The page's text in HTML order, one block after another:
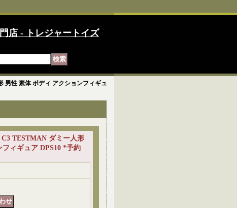
店 - トレジャートイズ
男性 素体 ボディ アクションフィギュ
TESTMAN ダミー人形
ィギュア DPS10 *予約